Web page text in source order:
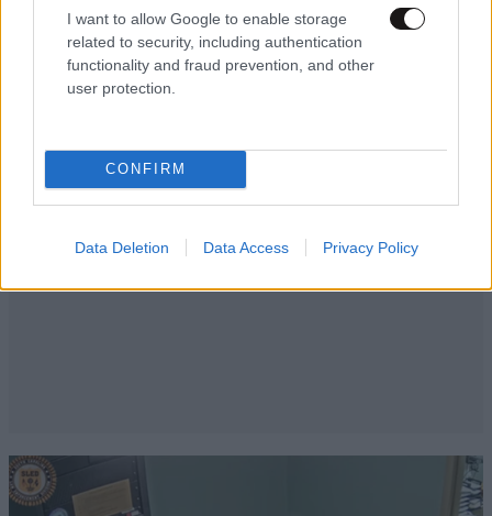
I want to allow Google to enable storage
related to security, including authentication
functionality and fraud prevention, and other
user protection.
CONFIRM
Data Deletion Data Access Privacy Policy